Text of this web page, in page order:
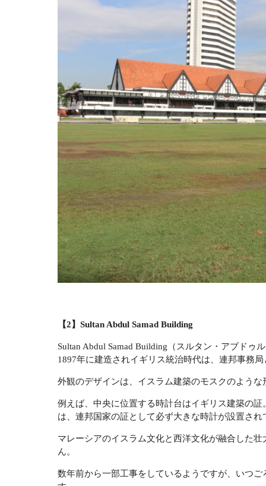
【2】Sultan Abdul Samad Building
Sultan Abdul Samad Building（スルタン・アブド
1897年に建造されイギリス統治時代は、連邦事務
外観のデザインは、イスラム建築のモスクのよう
例えば、中央に位置する時計台はイギリス建築の
は、連邦国家の証として必ず大きな時計が設置され
マレーシアのイスラム文化と西洋文化が融合した
ん。
数年前から一部工事をしているようですが、いつ